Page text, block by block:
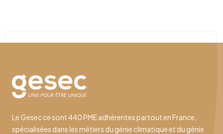
Le Gesec ce sont 440 PME adhérentes partout en France,
spécialisées dans les métiers du génie climatique et du génie